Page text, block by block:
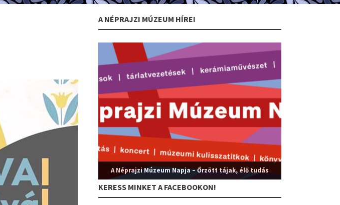
A NÉPRAJZI MÚZEUM HÍREI
A Néprajzi Múzeum Napja – Őrzött tájak, élő tudás
KERESS MINKET A FACEBOOKON!